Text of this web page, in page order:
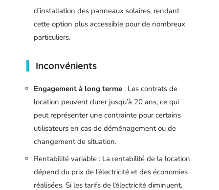
d’installation des panneaux solaires, rendant
cette option plus accessible pour de nombreux
particuliers.
Inconvénients
Engagement à long terme : Les contrats de
location peuvent durer jusqu’à 20 ans, ce qui
peut représenter une contrainte pour certains
utilisateurs en cas de déménagement ou de
changement de situation.
Rentabilité variable : La rentabilité de la location
dépend du prix de l’électricité et des économies
réalisées. Si les tarifs de l’électricité diminuent,